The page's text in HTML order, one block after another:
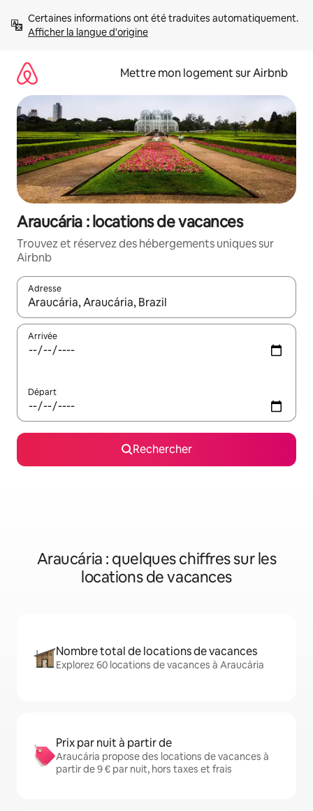
directement
Afficher la langue d'origine
Mettre mon logement sur Airbnb
Araucária : locations de vacances
Trouvez et réservez des hébergements uniques sur
Airbnb
Adresse
Lorsque les résultats s'affichent, utilisez les flèches vers le
Arrivée
Départ
Rechercher
Araucária : quelques chiffres sur les
locations de vacances
Nombre total de locations de vacances
Explorez 60 locations de vacances à Araucária
Prix par nuit à partir de
Araucária propose des locations de vacances à
partir de 9 € par nuit, hors taxes et frais